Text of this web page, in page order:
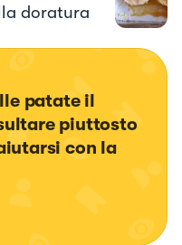
doratura
patate il
piuttosto
con la